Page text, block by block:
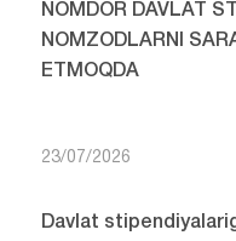
NOMDOR DAVLAT
NOMZODLARNI
ETMOQDA
23/07/2026
Davlat